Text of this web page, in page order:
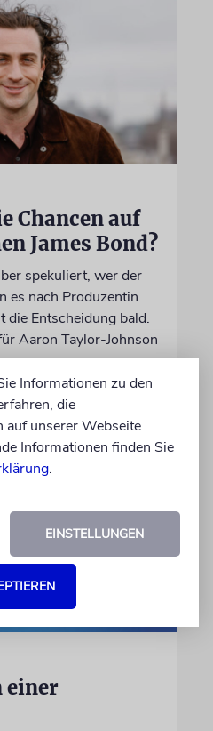
Chancen auf
James Bond?
spekuliert, wer der
es nach Produzentin
die Entscheidung bald.
Aaron Taylor-Johnson
einer
Informationen zu den
die
auf unserer Webseite
Informationen finden Sie
.
EINSTELLUNGEN